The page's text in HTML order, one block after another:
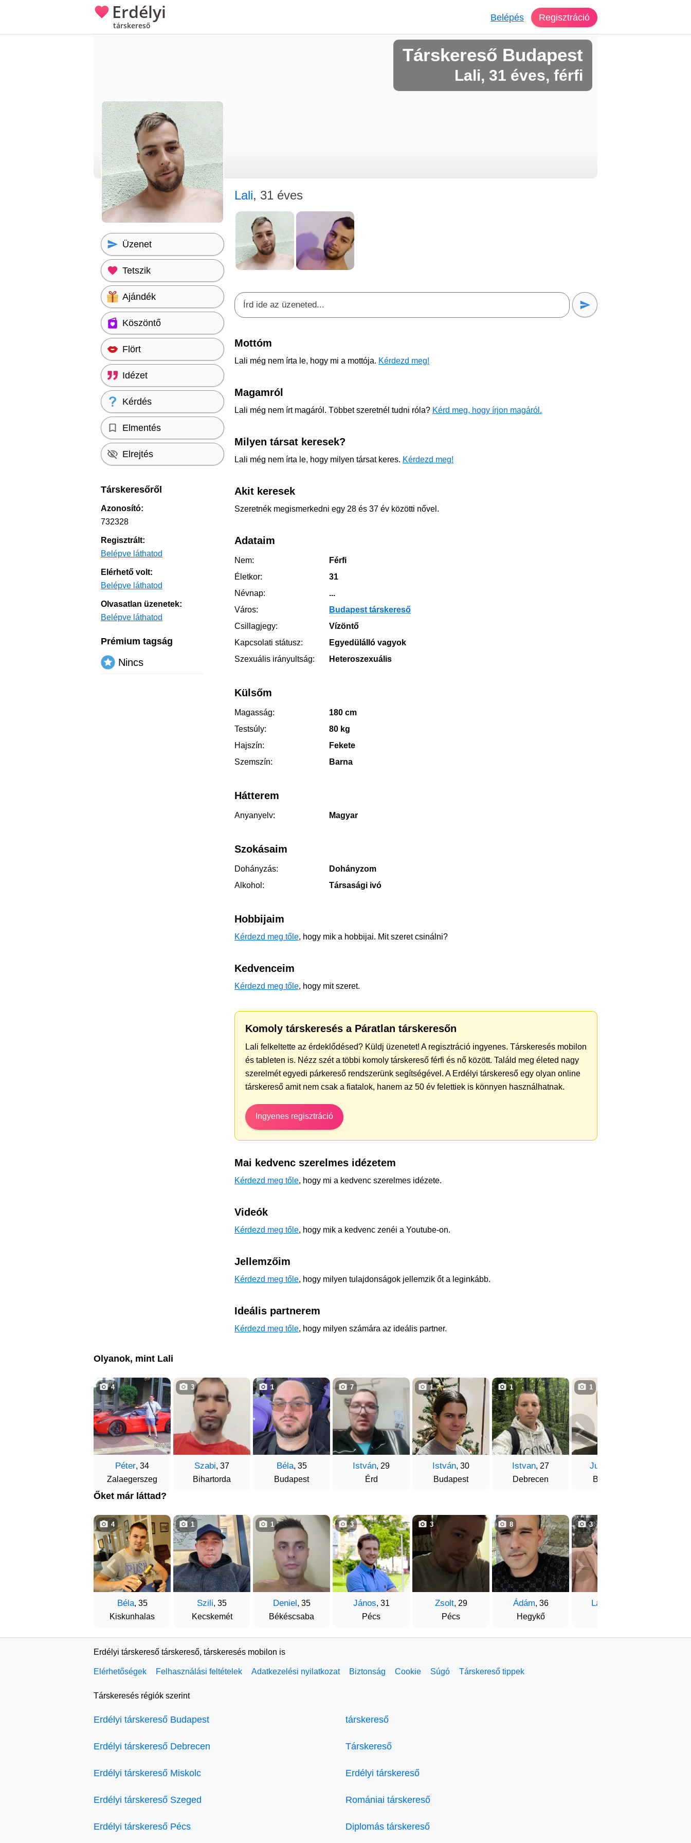
Erdélyi
társkereső
Belépés Regisztráció
Társkereső Budapest
Lali, 31 éves, férfi
Lali, 31 éves
Mottóm
Lali még nem írta le, hogy mi a mottója. Kérdezd meg!
Magamról
Lali még nem írt magáról. Többet szeretnél tudni róla? Kérd meg, hogy írjon magáról.
Milyen társat keresek?
Lali még nem írta le, hogy milyen társat keres. Kérdezd meg!
Akit keresek
Szeretnék megismerkedni egy 28 és 37 év közötti nővel.
Adataim
Nem:
Férfi
Életkor:
31
Névnap:
...
Város:
Budapest társkereső
Csillagjegy:
Vízöntő
Kapcsolati státusz:
Egyedülálló vagyok
Szexuális irányultság:
Heteroszexuális
Külsőm
Magasság:
180 cm
Testsúly:
80 kg
Hajszín:
Fekete
Szemszín:
Barna
Hátterem
Anyanyelv: Magyar
Szokásaim
Dohányzás:
Dohányzom
Alkohol:
Társasági ivó
Hobbijaim
Kérdezd meg tőle, hogy mik a hobbijai. Mit szeret csinálni?
Kedvenceim
Kérdezd meg tőle, hogy mit szeret.
Komoly társkeresés a Páratlan társkeresőn
Lali felkeltette az érdeklődésed? Küldj üzenetet! A regisztráció ingyenes. Társkeresés mobilon
és tableten is. Nézz szét a többi komoly társkereső férfi és nő között. Találd meg életed nagy
szerelmét egyedi párkereső rendszerünk segítségével. A Erdélyi társkereső egy olyan online
társkereső amit nem csak a fiatalok, hanem az 50 év felettiek is könnyen használhatnak.
Ingyenes regisztráció
Mai kedvenc szerelmes idézetem
Kérdezd meg tőle, hogy mi a kedvenc szerelmes idézete.
Videók
Kérdezd meg tőle, hogy mik a kedvenc zenéi a Youtube-on.
Jellemzőim
Kérdezd meg tőle, hogy milyen tulajdonságok jellemzik őt a leginkább.
Ideális partnerem
Kérdezd meg tőle, hogy milyen számára az ideális partner.
Üzenet
Tetszik
Ajándék
Köszöntő
Flört
Idézet
Kérdés
Elmentés
Elrejtés
Társkeresőről
Azonosító:
732328
Regisztrált:
Belépve láthatod
Elérhető volt:
Belépve láthatod
Olvasatlan üzenetek:
Belépve láthatod
Prémium tagság
Nincs
Olyanok, mint Lali
Péter, 34
Zalaegerszeg
4
Szabi, 37
Bihartorda
3
Béla, 35
Budapest
1
István, 29
Érd
7
István, 30
Budapest
1
Istvan, 27
Debrecen
1
Juhász
Budapest
1
Őket már láttad?
Béla, 35
Kiskunhalas
4
Szili, 35
Kecskemét
1
Deniel, 35
Békéscsaba
1
János, 31
Pécs
3
Zsolt, 29
Pécs
3
Ádám, 36
Hegykő
8
Laszlo
3
Erdélyi társkereső társkereső, társkeresés mobilon is
Elérhetőségek Felhasználási feltételek Adatkezelési nyilatkozat Biztonság Cookie Súgó Társkereső tippek
Társkeresés régiók szerint
Erdélyi társkereső Budapest
Erdélyi társkereső Debrecen
Erdélyi társkereső Miskolc
Erdélyi társkereső Szeged
Erdélyi társkereső Pécs
társkereső
Társkereső
Erdélyi társkereső
Romániai társkereső
Diplomás társkereső